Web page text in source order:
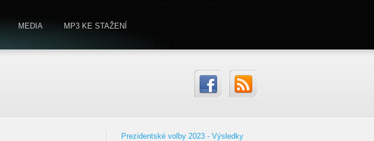
MEDIA MP3 KE STAŽENÍ
Prezidentské volby 2023 - Výsledky